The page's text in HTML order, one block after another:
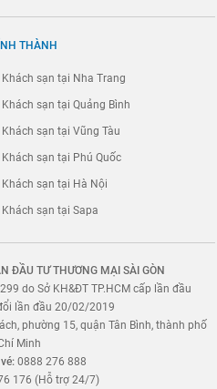
THÀNH
Khách sạn tại Nha Trang
Khách sạn tại Quảng Bình
Khách sạn tại Vũng Tàu
Khách sạn tại Phú Quốc
Khách sạn tại Hà Nội
Khách sạn tại Sapa
ĐẦU TƯ THƯƠNG MẠI SÀI GÒN
do Sở KH&ĐT TP.HCM cấp lần đầu
lần đầu 20/02/2019
phường 15, quận Tân Bình, thành phố
Minh
0888 276 888
176 (Hỗ trợ 24/7)